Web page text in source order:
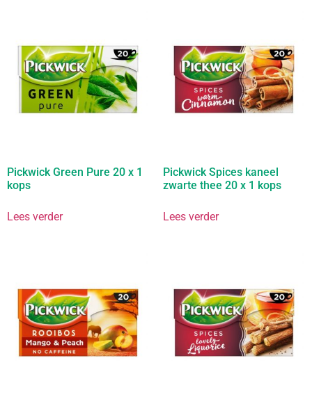
Pickwick Green Pure 20 x 1
kops
Lees verder
Pickwick Spices kaneel
zwarte thee 20 x 1 kops
Lees verder